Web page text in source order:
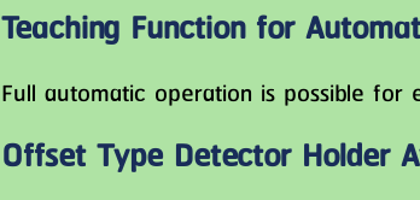
Teaching Function for
Full automatic operation is possible for
Offset Type Detector Holder